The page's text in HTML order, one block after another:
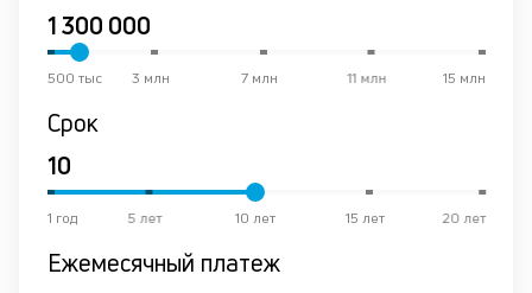
15 млн
11 млн
7 млн
3 млн
500 тыс
Срок
20 лет
15 лет
10 лет
5 лет
1 год
Ежемесячный платеж